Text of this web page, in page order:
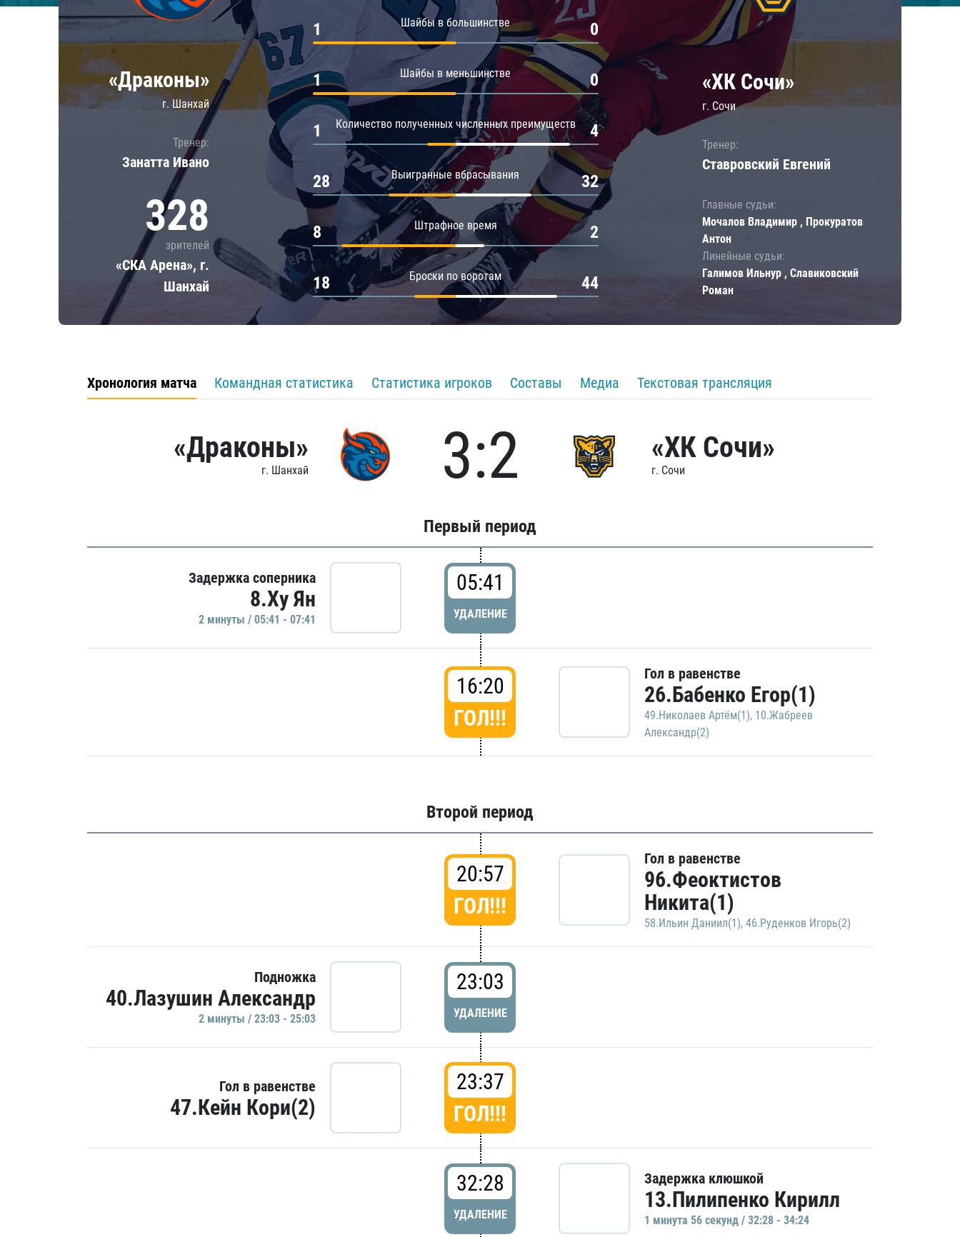
Локомотив
Шанхайские Драконы
Амур
Барыс
Салават Юлаев
«Драконы»
г. Шанхай
Тренер:
Занатта Иванo
328
зрителей
«СКА Арена», г.
Шанхай
Шайбы в большинстве
1 0
Шайбы в меньшинстве
1 0
Количество полученных численных преимуществ
1 4
Выигранные вбрасывания
28 32
Штрафное время
8 2
Броски по воротам
18 44
«ХК Сочи»
г. Сочи
Тренер:
Ставровский Евгений
Главные судьи:
Мочалов Владимир , Прокуратов
Антон
Линейные судьи:
Галимов Ильнур , Славиковский
Роман
Хронология матча Командная статистика Статистика игроков Составы Медиа Текстовая трансляция
«Драконы»
г. Шанхай 3:2 «ХК Сочи»
г. Сочи
Первый период
Задержка соперника
8.Ху Ян
2 минуты / 05:41 - 07:41
05:41
УДАЛЕНИЕ
16:20
ГОЛ!!!
Гол в равенстве
26.Бабенко Егор(1)
49.Николаев Артём(1), 10.Жабреев
Александр(2)
Второй период
20:57
ГОЛ!!!
Гол в равенстве
96.Феоктистов
Никита(1)
58.Ильин Даниил(1), 46.Руденков Игорь(2)
Подножка
40.Лазушин Александр
2 минуты / 23:03 - 25:03
23:03
УДАЛЕНИЕ
Гол в равенстве
47.Кейн Кори(2)
23:37
ГОЛ!!!
32:28
УДАЛЕНИЕ
Задержка клюшкой
13.Пилипенко Кирилл
1 минутa 56 секунд / 32:28 - 34:24